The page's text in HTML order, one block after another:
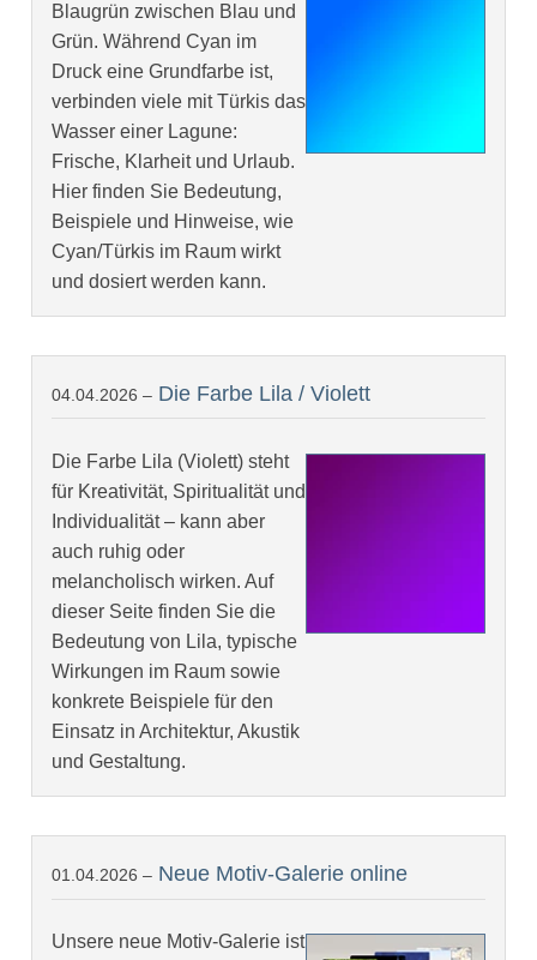
Blaugrün zwischen Blau und
Grün. Während Cyan im
Druck eine Grundfarbe ist,
verbinden viele mit Türkis das
Wasser einer Lagune:
Frische, Klarheit und Urlaub.
Hier finden Sie Bedeutung,
Beispiele und Hinweise, wie
Cyan/Türkis im Raum wirkt
und dosiert werden kann.
04.04.2026 – Die Farbe Lila / Violett
Die Farbe Lila (Violett) steht
für Kreativität, Spiritualität und
Individualität – kann aber
auch ruhig oder
melancholisch wirken. Auf
dieser Seite finden Sie die
Bedeutung von Lila, typische
Wirkungen im Raum sowie
konkrete Beispiele für den
Einsatz in Architektur, Akustik
und Gestaltung.
01.04.2026 – Neue Motiv-Galerie online
Unsere neue Motiv-Galerie ist